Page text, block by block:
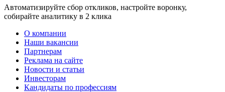
Автоматизируйте сбор откликов, настройте воронку,
собирайте аналитику в 2 клика
О компании
Наши вакансии
Партнерам
Реклама на сайте
Новости и статьи
Инвесторам
Кандидаты по профессиям